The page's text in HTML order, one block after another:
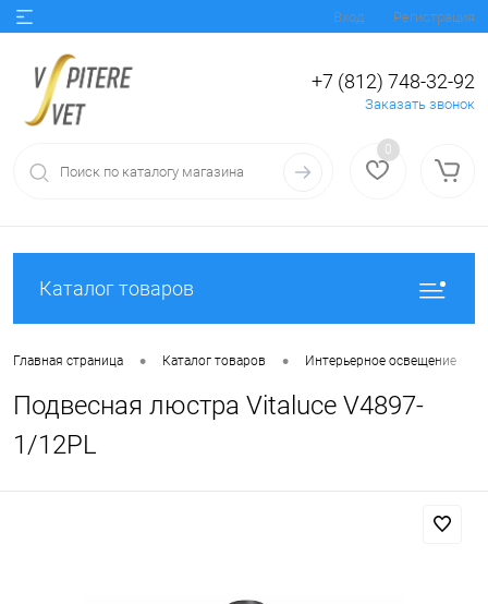
Вход Регистрация
+7 (812) 748-32-92
Заказать звонок
0
Каталог товаров
Главная страница • Каталог товаров • Интерьерное освещение
Подвесная люстра Vitaluce V4897-
1/12PL